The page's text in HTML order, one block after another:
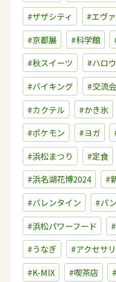
#ザザシティ
#エヴ
#京都展
#科学館
#秋スイーツ
#ハロ
#バイキング
#交流会
#カクテル
#かき氷
#ポケモン
#ヨガ
#浜松まつり
#定食
#浜名湖花博2024
#
#バレンタイン
#パン
#浜松パワーフード
#うなぎ
#アクセサ
#K-MIX
#喫茶店